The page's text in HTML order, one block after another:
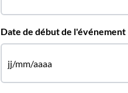
Date de début de l'événement
JJ
slash